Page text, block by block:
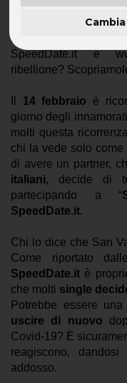
Di questi il 63%
sposati: grande
Milano, Firenze,
SpeedDate.it e
ribellione?
14 febbraio
è
giorno degli
molti questa
chi la vede solo
di avere un partner,
italiani,
decide di
partecipando a “
SpeedDate.it.
Chi lo dice che San
Come riportato
SpeedDate.it è
che molti single
Potrebbe essere
uscire di nuovo
Covid-19? È
reagiscono,
addosso.